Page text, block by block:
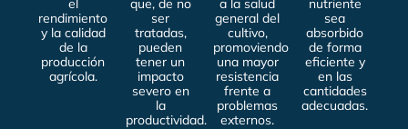
el
rendimiento
y la calidad
de la
producción
agrícola.
que, de no
ser
tratadas,
pueden
tener un
impacto
severo en
la
productividad.
a la salud
general del
cultivo,
promoviendo
una mayor
resistencia
frente a
problemas
externos.
nutriente
sea
absorbido
de forma
eficiente y
en las
cantidades
adecuadas.